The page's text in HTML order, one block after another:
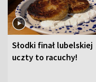
Słodki finał lubelskiej
uczty to racuchy!